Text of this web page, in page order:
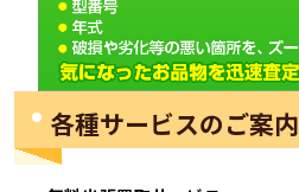
各種サービスのご案内